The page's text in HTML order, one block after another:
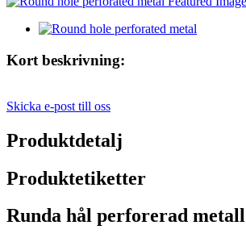
Kort beskrivning:
Skicka e-post till oss
Produktdetalj
Produktetiketter
Runda hål perforerad metall